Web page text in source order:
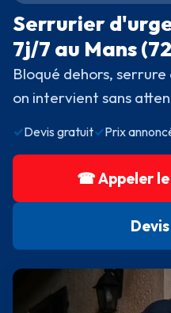
Serrurier
7j/7 au Mans
Bloqué dehors,
on intervient sans
✓Devis gratuit✓Prix
☎ Appeler le